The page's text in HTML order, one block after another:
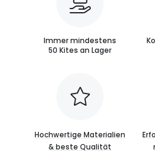
Immer mindestens
50 Kites an Lager
Hochwertige Materialien
& beste Qualität